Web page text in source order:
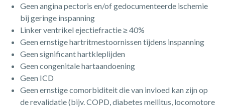
Geen angina pectoris en/of gedocumenteerde ischemie
bij geringe inspanning
Linker ventrikel ejectiefractie ≥ 40%
Geen ernstige hartritmestoornissen tijdens inspanning
Geen significant hartkleplijden
Geen congenitale hartaandoening
Geen ICD
Geen ernstige comorbiditeit die van invloed kan zijn op
de revalidatie (bijv. COPD, diabetes mellitus, locomotore